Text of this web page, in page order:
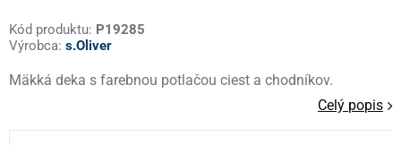
Kód produktu: P19285
Výrobca: s.Oliver
Mäkká deka s farebnou potlačou ciest a chodníkov.
Celý popis